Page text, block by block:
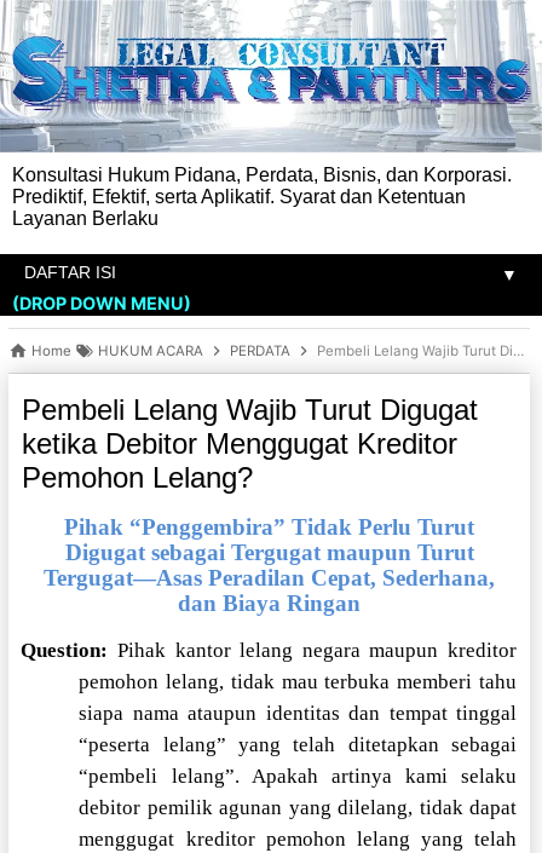
Konsultasi Hukum Pidana, Perdata, Bisnis, dan Korporasi.
Prediktif, Efektif, serta Aplikatif. Syarat dan Ketentuan
Layanan Berlaku
▼
(DROP DOWN MENU)
Home HUKUM ACARA PERDATA Pembeli Lelang Wajib Turut Digugat ketika Debitor Menggugat Kreditor Pemohon Lelang?
Pembeli Lelang Wajib Turut Digugat
ketika Debitor Menggugat Kreditor
Pemohon Lelang?
Pihak “Penggembira” Tidak Perlu Turut
Digugat sebagai Tergugat maupun Turut
Tergugat—Asas Peradilan Cepat, Sederhana,
dan Biaya Ringan
Question: Pihak kantor lelang negara maupun kreditor
pemohon lelang, tidak mau terbuka memberi tahu
siapa nama ataupun identitas dan tempat tinggal
“peserta lelang” yang telah ditetapkan sebagai
“pembeli lelang”. Apakah artinya kami selaku
debitor pemilik agunan yang dilelang, tidak dapat
menggugat kreditor pemohon lelang yang telah